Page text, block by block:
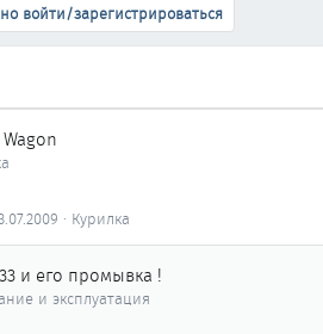
войти/зарегистрироваться
Курилка
и его промывка !
и эксплуатация